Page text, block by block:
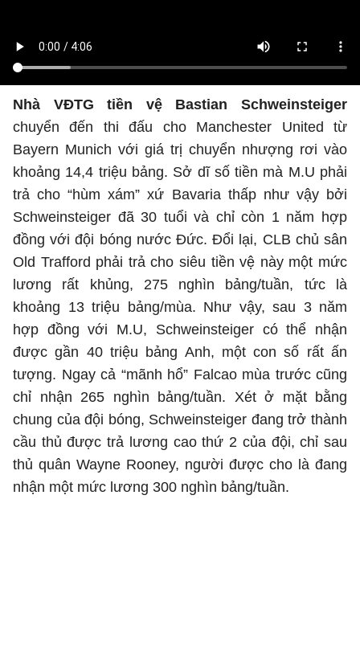
Nhà VĐTG tiền vệ Bastian Schweinsteiger
chuyển đến thi đấu cho Manchester United từ
Bayern Munich với giá trị chuyển nhượng rơi vào
khoảng 14,4 triệu bảng. Sở dĩ số tiền mà M.U phải
trả cho “hùm xám” xứ Bavaria thấp như vậy bởi
Schweinsteiger đã 30 tuổi và chỉ còn 1 năm hợp
đồng với đội bóng nước Đức. Đổi lại, CLB chủ sân
Old Trafford phải trả cho siêu tiền vệ này một mức
lương rất khủng, 275 nghìn bảng/tuần, tức là
khoảng 13 triệu bảng/mùa. Như vậy, sau 3 năm
hợp đồng với M.U, Schweinsteiger có thể nhận
được gần 40 triệu bảng Anh, một con số rất ấn
tượng. Ngay cả “mãnh hổ” Falcao mùa trước cũng
chỉ nhận 265 nghìn bảng/tuần. Xét ở mặt bằng
chung của đội bóng, Schweinsteiger đang trở thành
cầu thủ được trả lương cao thứ 2 của đội, chỉ sau
thủ quân Wayne Rooney, người được cho là đang
nhận một mức lương 300 nghìn bảng/tuần.